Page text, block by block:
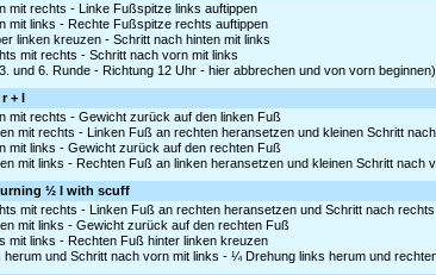
mit rechts - Linke Fußspitze links auftippen
mit links - Rechte Fußspitze rechts auftippen
linken kreuzen - Schritt nach hinten mit links
mit rechts - Schritt nach vorn mit links
und 6. Runde - Richtung 12 Uhr - hier abbrechen und von vorn beginnen)
+ l
mit rechts - Gewicht zurück auf den linken Fuß
mit rechts - Linken Fuß an rechten heransetzen und kleinen Schritt
mit links - Gewicht zurück auf den rechten Fuß
mit links - Rechten Fuß an linken heransetzen und kleinen Schritt nach
½ l with scuff
mit rechts - Linken Fuß an rechten heransetzen und Schritt nach
mit links - Gewicht zurück auf den rechten Fuß
mit links - Rechten Fuß hinter linken kreuzen
und Schritt nach vorn mit links - ¼ Drehung links herum und